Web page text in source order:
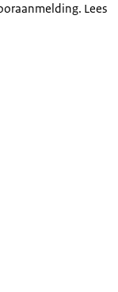
Lees